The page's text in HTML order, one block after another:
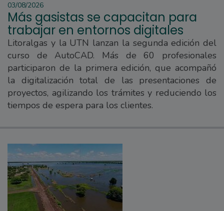
03/08/2026
Más gasistas se capacitan para
trabajar en entornos digitales
Litoralgas y la UTN lanzan la segunda edición del
curso de AutoCAD. Más de 60 profesionales
participaron de la primera edición, que acompañó
la digitalización total de las presentaciones de
proyectos, agilizando los trámites y reduciendo los
tiempos de espera para los clientes.